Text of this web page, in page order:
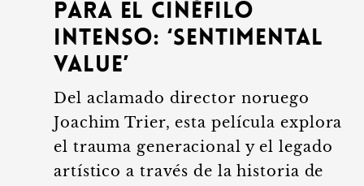
Para el Cinéfilo
Intenso: ‘Sentimental
Value’
Del aclamado director noruego
Joachim Trier, esta película explora
el trauma generacional y el legado
artístico a través de la historia de